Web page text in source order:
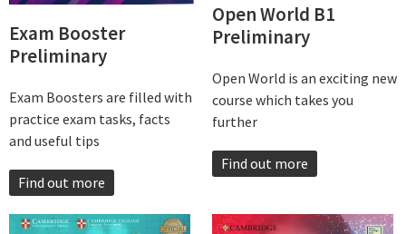
Exam Booster
Preliminary
Exam Boosters are filled with
practice exam tasks, facts
and useful tips
Find out more
Open World B1
Preliminary
Open World is an exciting new
course which takes you
further
Find out more